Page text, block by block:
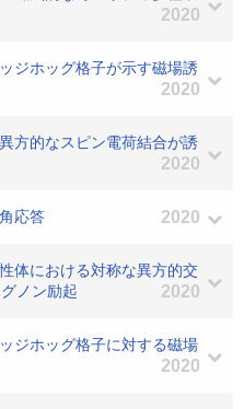
2020
ジホッグ格子が示す磁場誘
2020
方的なスピン電荷結合が誘
2020
応答 2020
体における対称な異方的交
ノン励起
2020
ジホッグ格子に対する磁場
2020